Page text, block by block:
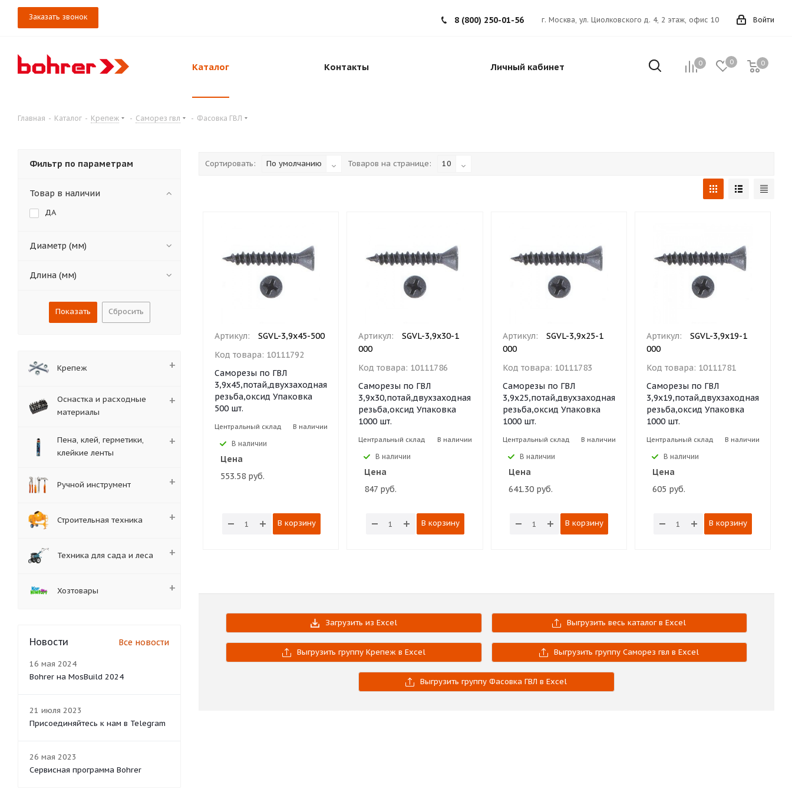
Заказать звонок Войти
г. Москва, ул. Циолковского д. 4, 2 этаж, офис 10
8 (800) 250-01-56
0 0 0
Каталог Контакты Личный кабинет
Главная - Каталог - Крепеж - Саморез гвл - Фасовка ГВЛ
Сортировать: По умолчанию Товаров на странице: 10
Артикул:
SGVL-3,9х45-500
Код товара: 10111792
Саморезы по ГВЛ
3,9х45,потай,двухзаходная
резьба,оксид Упаковка
500 шт.
Центральный склад В наличии
В наличии
Цена
553.58 руб.
В корзину
Артикул:
SGVL-3,9х30-1
000
Код товара: 10111786
Саморезы по ГВЛ
3,9х30,потай,двухзаходная
резьба,оксид Упаковка
1000 шт.
Центральный склад В наличии
В наличии
Цена
847 руб.
В корзину
Артикул:
SGVL-3,9х25-1
000
Код товара: 10111783
Саморезы по ГВЛ
3,9х25,потай,двухзаходная
резьба,оксид Упаковка
1000 шт.
Центральный склад В наличии
В наличии
Цена
641.30 руб.
В корзину
Артикул:
SGVL-3,9х19-1
000
Код товара: 10111781
Саморезы по ГВЛ
3,9х19,потай,двухзаходная
резьба,оксид Упаковка
1000 шт.
Центральный склад В наличии
В наличии
Цена
605 руб.
В корзину
Загрузить из Excel Выгрузить весь каталог в Excel
Выгрузить группу Крепеж в Excel Выгрузить группу Саморез гвл в Excel
Выгрузить группу Фасовка ГВЛ в Excel
Фильтр по параметрам
Товар в наличии
ДА
Диаметр (мм)
Длина (мм)
Сбросить
Крепеж
Оснастка и расходные
материалы
Пена, клей, герметики,
клейкие ленты
Ручной инструмент
Строительная техника
Техника для сада и леса
Хозтовары
Новости Все новости
16 мая 2024
Bohrer на MosBuild 2024
21 июля 2023
Присоединяйтесь к нам в Telegram
26 мая 2023
Сервисная программа Bohrer